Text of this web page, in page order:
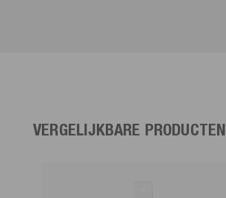
VERGELIJKBARE PRODUCTEN